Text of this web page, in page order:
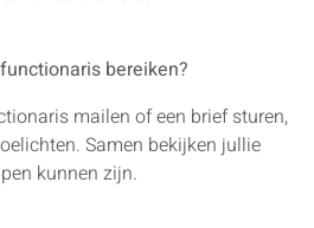
bereiken?
mailen of een brief sturen,
Samen bekijken jullie
kunnen zijn.